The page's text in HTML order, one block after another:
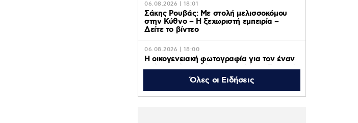
06.08.2026 | 18:01
Σάκης Ρουβάς: Με στολή μελισσοκόμου
στην Κύθνο – Η ξεχωριστή εμπειρία –
Δείτε το βίντεο
06.08.2026 | 18:00
Η οικογενειακή φωτογραφία για τον έναν
χρόνο από τον θάνατο της Λένας Σαμαρά
που δημοσίευσε ο αδερφός της, Κώστας
06.08.2026 | 16:05
Όλες οι Ειδήσεις